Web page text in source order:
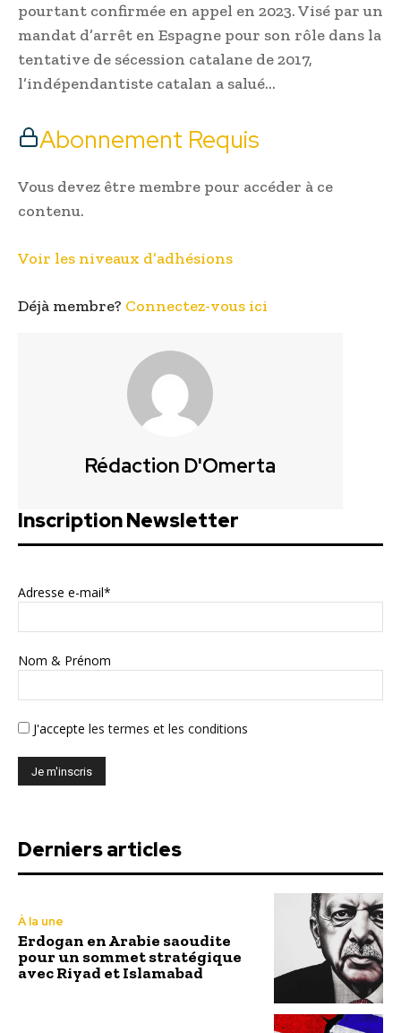
pourtant confirmée en appel en 2023. Visé par un
mandat d’arrêt en Espagne pour son rôle dans la
tentative de sécession catalane de 2017,
l’indépendantiste catalan a salué…
Abonnement Requis
Vous devez être membre pour accéder à ce
contenu.
Voir les niveaux d’adhésions
Déjà membre? Connectez-vous ici
Rédaction D'Omerta
Inscription Newsletter
Adresse e-mail*
Nom & Prénom
J'accepte les termes et les conditions
Derniers articles
À la une
Erdogan en Arabie saoudite
pour un sommet stratégique
avec Riyad et Islamabad